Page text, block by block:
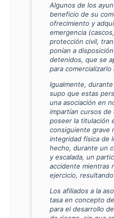
Algunos de los
beneficio de su
ofrecimiento y
emergencia
protección civil,
ponían a
detenidos, que se
para
Igualmente,
supo que estas
una asociación en
impartían cursos de
poseer la titulación
consiguiente grave
integridad física de
hecho, durante un
y escalada, un
accidente mientras
ejercicio,
Los afiliados a la
tasa en concepto
para el desarrollo